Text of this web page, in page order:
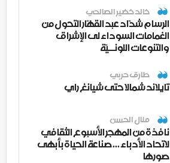
خالد خضير الصالحي
الرسام شدّاد عبد القهّار التحول من
الغمامات السوداء لى الإشراق
والتنوعات اللونــيّة
طارق حربي
تايلاند شمالا حتى شيانغ راي
منال الحسن
نافذة من المهجر الأسبوع الثقافي
لاتحاد الأدباء ... صناعة الحياة بأبهى
صورها